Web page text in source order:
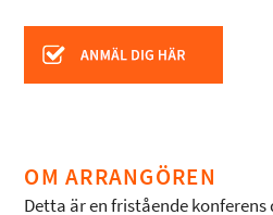
OM ARRANGÖREN
Detta är en fristående konferens